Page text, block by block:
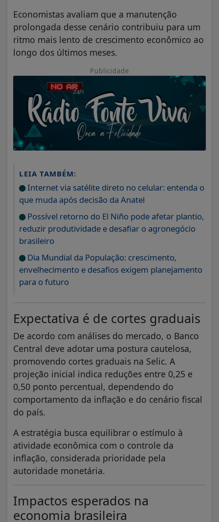
Economistas avaliam que a manutenção
prolongada desse cenário contribuiu para um
ritmo mais lento de crescimento econômico ao
longo dos últimos meses.
Publicidade
LEIA TAMBÉM:
Internet via satélite direto no celular: entenda o
que muda após decisão da Anatel
Possível retorno do El Niño pode afetar plantio,
reduzir produtividade e desafiar o agronegócio
brasileiro
Dia Mundial da População: crescimento,
envelhecimento e desafios exigem planejamento
para o futuro
Expectativa é de cortes graduais
De acordo com análises do mercado, o Banco
Central deve adotar uma postura cautelosa,
promovendo cortes graduais na Selic. A
projeção inicial indica reduções entre 0,25 e
0,50 ponto percentual, dependendo do
comportamento da inflação e do cenário fiscal
do país.
A estratégia busca equilibrar o estímulo à
atividade econômica com o controle da
inflação, considerada prioridade pela
autoridade monetária.
Impactos esperados na
economia brasileira